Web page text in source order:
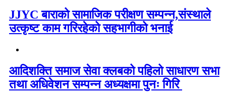
JJYC बाराको सामाजिक परीक्षण सम्पन्न,संस्थाले
उत्कृष्ट काम गरिरहेको सहभागीको भनाई
आदिशक्ति समाज सेवा क्लबको पहिलो साधारण सभा
तथा अधिवेशन सम्पन्न अध्यक्षमा पुनः गिरि